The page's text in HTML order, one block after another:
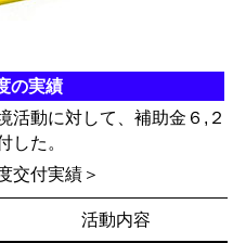
の実績
活動に対して、補助金６,２
した。
交付実績＞
活動内容